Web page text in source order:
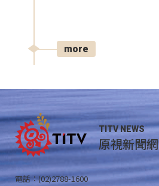
more
TITV NEWS
原視新聞網
電話：(02)2788-1600